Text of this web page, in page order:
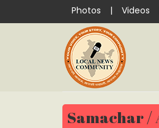
Photos | Videos
Samachar /